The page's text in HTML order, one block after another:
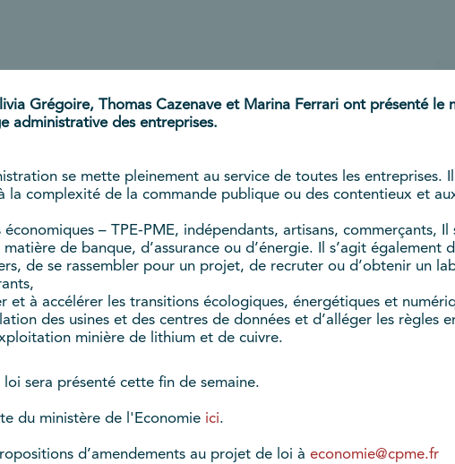
Grégoire, Thomas Cazenave et Marina Ferrari ont présenté
administrative des entreprises.
se mette pleinement au service de toutes les entreprises.
la complexité de la commande publique ou des contentieux et
– TPE-PME, indépendants, artisans, commerçants,
de banque, d’assurance ou d’énergie. Il s’agit également
de se rassembler pour un projet, de recruter ou d’obtenir un
et à accélérer les transitions écologiques, énergétiques et
des usines et des centres de données et d’alléger les règles
minière de lithium et de cuivre.
sera présenté cette fin de semaine.
du ministère de l'Economie ici.
d’amendements au projet de loi à economie@cpme.fr